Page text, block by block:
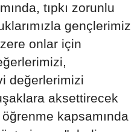
tıpkı zorunlu
gençlerimiz
onlar için
değerlerimizi
aksettirecek
kapsamında